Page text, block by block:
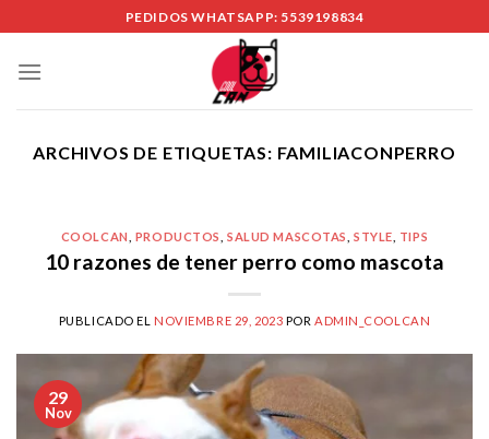
to
content
PEDIDOS WHATSAPP: 5539198834
ARCHIVOS DE ETIQUETAS: FAMILIACONPERRO
COOLCAN PRODUCTOS ,SALUD MASCOTAS STYLE TIPS
10 razones de tener perro como mascota
PUBLICADO EL NOVIEMBRE 29, 2023 POR ADMIN_COOLCAN
29
Nov